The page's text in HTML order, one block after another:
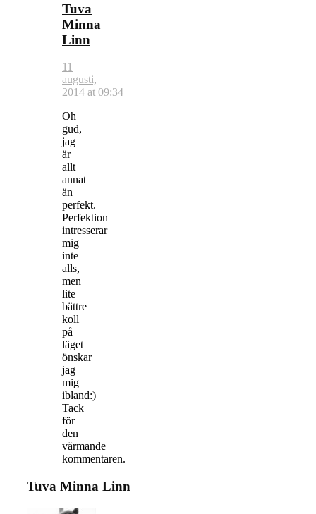
Tuva
Minna
Linn
11
augusti,
2014 at 09:34
Oh
gud,
jag
är
allt
annat
än
perfekt.
Perfektion
intresserar
mig
inte
alls,
men
lite
bättre
koll
på
läget
önskar
jag
mig
ibland:)
Tack
för
den
värmande
kommentaren.
Tuva Minna Linn